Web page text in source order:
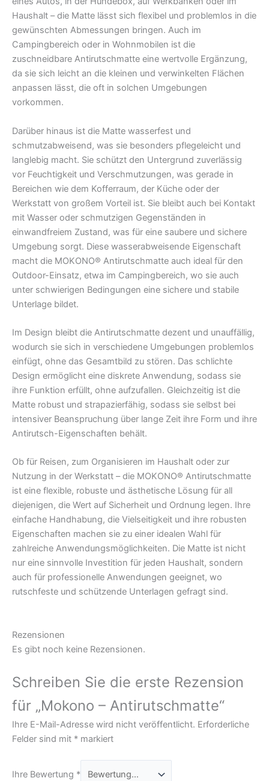
Haushalt – die Matte lässt sich flexibel und problemlos in die
gewünschten Abmessungen bringen. Auch im
Campingbereich oder in Wohnmobilen ist die
zuschneidbare Antirutschmatte eine wertvolle Ergänzung,
da sie sich leicht an die kleinen und verwinkelten Flächen
anpassen lässt, die oft in solchen Umgebungen
vorkommen.
Darüber hinaus ist die Matte wasserfest und
schmutzabweisend, was sie besonders pflegeleicht und
langlebig macht. Sie schützt den Untergrund zuverlässig
vor Feuchtigkeit und Verschmutzungen, was gerade in
Bereichen wie dem Kofferraum, der Küche oder der
Werkstatt von großem Vorteil ist. Sie bleibt auch bei Kontakt
mit Wasser oder schmutzigen Gegenständen in
einwandfreiem Zustand, was für eine saubere und sichere
Umgebung sorgt. Diese wasserabweisende Eigenschaft
macht die MOKONO® Antirutschmatte auch ideal für den
Outdoor-Einsatz, etwa im Campingbereich, wo sie auch
unter schwierigen Bedingungen eine sichere und stabile
Unterlage bildet.
Im Design bleibt die Antirutschmatte dezent und unauffällig,
wodurch sie sich in verschiedene Umgebungen problemlos
einfügt, ohne das Gesamtbild zu stören. Das schlichte
Design ermöglicht eine diskrete Anwendung, sodass sie
ihre Funktion erfüllt, ohne aufzufallen. Gleichzeitig ist die
Matte robust und strapazierfähig, sodass sie selbst bei
intensiver Beanspruchung über lange Zeit ihre Form und ihre
Antirutsch-Eigenschaften behält.
Ob für Reisen, zum Organisieren im Haushalt oder zur
Nutzung in der Werkstatt – die MOKONO® Antirutschmatte
ist eine flexible, robuste und ästhetische Lösung für all
diejenigen, die Wert auf Sicherheit und Ordnung legen. Ihre
einfache Handhabung, die Vielseitigkeit und ihre robusten
Eigenschaften machen sie zu einer idealen Wahl für
zahlreiche Anwendungsmöglichkeiten. Die Matte ist nicht
nur eine sinnvolle Investition für jeden Haushalt, sondern
auch für professionelle Anwendungen geeignet, wo
rutschfeste und schützende Unterlagen gefragt sind.
Rezensionen
Es gibt noch keine Rezensionen.
Schreiben Sie die erste Rezension
für „Mokono – Antirutschmatte“
Ihre E-Mail-Adresse wird nicht veröffentlicht. Erforderliche
Felder sind mit * markiert
Ihre Bewertung *